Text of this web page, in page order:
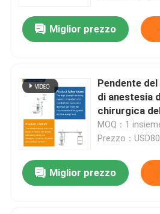
Miglior prezzo
Pendente
di anestesia
chirurgica
dell'ospedale
MOQ：1
Prezzo：
Miglior prezzo